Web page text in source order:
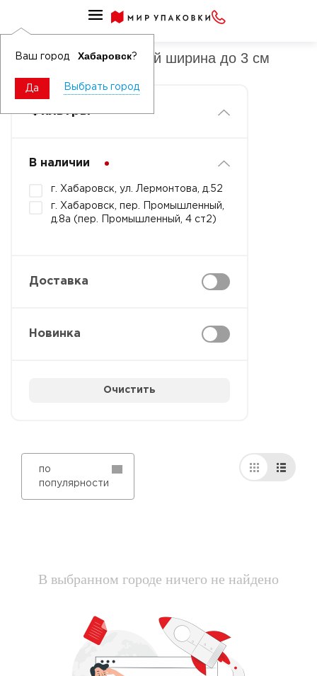
Ваш город Хабаровск?
Да Выбрать город
Скотч цветной цветной ширина до 3 см
Фильтры
В наличии
г. Хабаровск, ул. Лермонтова, д.52
г. Хабаровск, пер. Промышленный,
д.8а (пер. Промышленный, 4 ст2)
Доставка
Новинка
Очистить
по
популярности
В выбранном городе ничего не найдено